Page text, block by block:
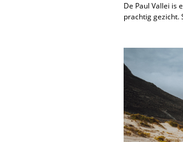
De Paul Vallei is
prachtig gezicht.